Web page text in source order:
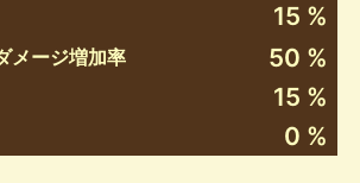
15 %
メージ増加率 50 %
15 %
0 %